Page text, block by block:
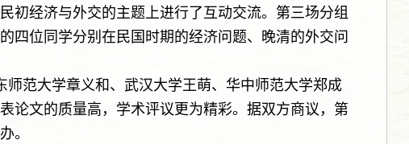
初经济与外交的主题上进行了互动交流。第三场分组
四位同学分别在民国时期的经济问题、晚清的外交问
范大学章义和、武汉大学王萌、华中师范大学郑成
论文的质量高，学术评议更为精彩。据双方商议，第
。